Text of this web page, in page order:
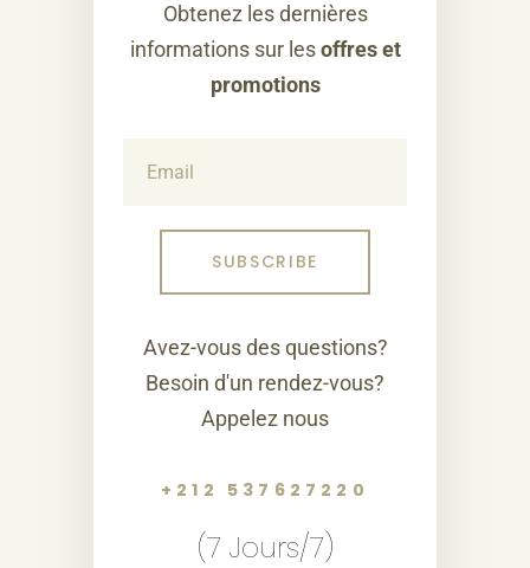
Obtenez les dernières
informations sur lesoffres et
promotions
Avez-vous des questions?
Besoin d'un rendez-vous?
Appelez nous
+212 537627220
(7 Jours/7)